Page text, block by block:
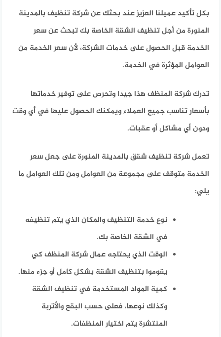
بكل تأكيد عميلنا العزيز عند بحثك عن شركة تنظيف بالمدينة
المنورة من أجل تنظيف الشقة الخاصة بك تبحث عن سعر
الخدمة قبل الحصول على خدمات الشركة، لأن سعر الخدمة من
العوامل المؤثرة في الخدمة.
تدرك شركة المنظف هذا جيدا وتحرص على توفير خدماتها
بأسعار تناسب جميع العملاء ويمكنك الحصول عليها في أي وقت
ودون أي مشاكل أو عقبات.
تعمل شركة تنظيف شقق بالمدينة المنورة على جعل سعر
الخدمة متوقف على مجموعة من العوامل ومن تلك العوامل ما
يلي:
نوع خدمة التنظيف والمكان الذي يتم تنظيفه
في الشقة الخاصة بك.
الوقت الذي يحتاجه عمال شركة المنظف كي
يقوموا بتنظيف الشقة بشكل كامل أو جزء منها.
كمية المواد المستخدمة في تنظيف الشقة
وكذلك نوعها، فعلى حسب البقع والأتربة
المنتشرة يتم اختيار المنظفات.